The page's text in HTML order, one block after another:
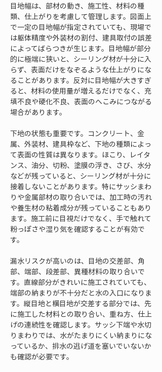
目地幅は、部材の動き、施工性、材料の種
類、仕上がりを考慮して管理します。図面上
で一定の目地幅が指定されていても、現場で
は躯体精度や外装材の割付、建具取付の誤差
によってばらつきが生じます。目地幅が部分
的に極端に狭いと、シーリング材が十分に入
らず、表面だけをなぞるような仕上がりにな
ることがあります。反対に目地幅が大きすぎ
ると、材料の使用量が増えるだけでなく、充
填不良や硬化不良、表面のへこみにつながる
場合があります。
下地の状態も重要です。コンクリート、金
属、外装材、建具枠など、下地の種類によっ
て表面の性質は異なります。ほこり、レイタ
ンス、油分、切粉、塗膜の浮き、さび、水分
などが残っていると、シーリング材が十分に
接着しないことがあります。特にサッシまわ
りや金属部材の取り合いでは、加工時の汚れ
や養生材の粘着成分が残っていることもあり
ます。施工前に目視だけでなく、手で触れて
粉っぽさや湿り気を確認することが有効で
す。
漏水リスクが高いのは、目地の交差部、角
部、端部、段差部、異種材料の取り合いで
す。直線部分がきれいに施工されていても、
端部の納まりが不十分だと水の入口になりま
す。縦目地と横目地が交差する部分では、先
に施工した材料との取り合い、重ね方、仕上
げの連続性を確認します。サッシ下端や水切
りまわりでは、水がたまりにくい納まりにな
っているか、排水の逃げ道を塞いでいないか
も確認が必要です。